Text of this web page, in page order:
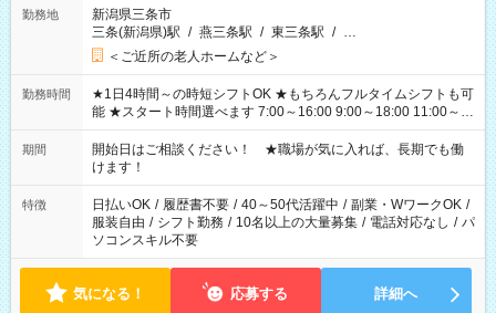
勤務地
新潟県三条市
三条(新潟県)駅 / 燕三条駅 / 東三条駅 / …
＜ご近所の老人ホームなど＞
勤務時間
★1日4時間～の時短シフトOK ★もちろんフルタイムシフトも可
能 ★スタート時間選べます 7:00～16:00 9:00～18:00 11:00～
20:00 など 残業なし！ ※Wワークの場合、他のお仕事と合わせ
週40時間超の就業はご案内できません ※法令に基づき、週20時
間以上勤務は社会保険への加入対象となります ※労働者派遣法
（日雇い派遣の原則禁止）により、短時間・短期間の就業はご
案内が難しい場合があります
期間
開始日はご相談ください！ ★職場が気に入れば、長期でも働
けます！
特徴 日払いOK / 履歴書不要 / 40～50代活躍中 / 副業・WワークOK /
服装自由 / シフト勤務 / 10名以上の大量募集 / 電話対応なし / パ
ソコンスキル不要
気になる！ 応募する 詳細へ